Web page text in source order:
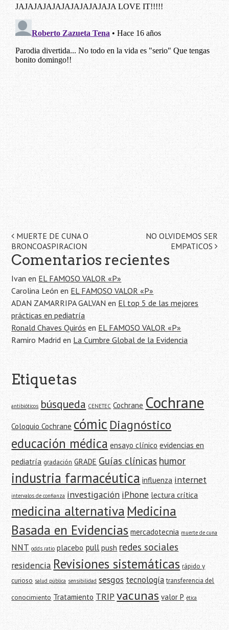
Navegación
de
la
entrada
MUERTE DE CUNA O
BRONCOASPIRACION
NO OLVIDEMOS SER
EMPATICOS
Comentarios recientes
Ivan en EL FAMOSO VALOR «P»
Carolina León en EL FAMOSO VALOR «P»
ADAN ZAMARRIPA GALVAN en El top 5 de las mejores
prácticas en pediatría
Ronald Chaves Quirós en EL FAMOSO VALOR «P»
Ramiro Madrid en La Cumbre Global de la Evidencia
Etiquetas
antibióticos búsqueda CENETEC Cochrane Cochrane
Coloquio Cochrane cómic Diagnóstico
educación médica ensayo clínico evidencias en
pediatría gradación GRADE Guías clínicas humor
industria farmacéutica influenza internet
intervalos de confianza investigación iPhone lectura crítica
medicina alternativaMedicina
Basada en Evidencias mercadotecnia muerte de cuna
NNT odds ratio placebo pull push redes sociales
residencia Revisiones sistemáticas rápido y
curioso salud pública sensibilidad sesgos tecnología transferencia del
conocimiento Tratamiento TRIPvacunas valor P ética